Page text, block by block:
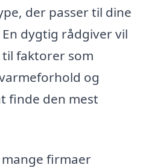
der passer til dine
dygtig rådgiver vil
faktorer som
og
finde den mest
firmaer